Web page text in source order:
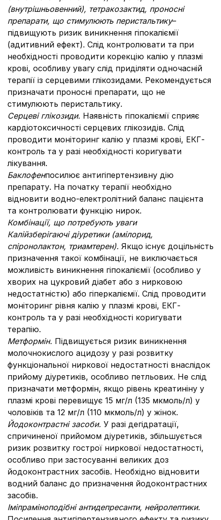
(внутрішньовенний), тетракозактид, проносні
препарати, що стимулюють перистальтику–
підвищують ризик виникнення гіпокаліємії
(адитивний ефект). Слід контролювати та при
необхідності проводити корекцію калію у плазмі
крові, особливу увагу слід приділяти одночасній
терапії із серцевими глікозидами. Рекомендується
призначати проносні препарати, що не
стимулюють перистальтику.
Серцеві глікозиди. Наявність гіпокаліємії сприяє
кардіотоксичності серцевих глікозидів. Слід
проводити моніторинг калію у плазмі крові, ЕКГ-
контроль та у разі необхідності коригувати
лікування.
Баклофенпосилює антигіпертензивну дію
препарату. На початку терапії необхідно
відновити водно-електролітний баланс пацієнта
та контролювати функцію нирок.
Комбінації, що потребують уваги
Калійзберігаючі діуретики (амілорид,
спіронолактон, триамтерен). Якщо існує доцільність
призначення такої комбінації, не виключається
можливість виникнення гіпокаліємії (особливо у
хворих на цукровий діабет або з нирковою
недостатністю) або гіперкаліємії. Слід проводити
моніторинг рівня калію у плазмі крові, ЕКГ-
контроль та у разі необхідності коригувати
терапію.
Метформін. Підвищується ризик виникнення
молочнокислого ацидозу у разі розвитку
функціональної ниркової недостатності внаслідок
прийому діуретиків, особливо петльових. Не слід
призначати метформін, якщо рівень креатиніну у
плазмі крові перевищує 15 мг/л (135 мкмоль/л) у
чоловіків та 12 мг/л (110 мкмоль/л) у жінок.
Йодоконтрастні засоби. У разі дегідратації,
спричиненої прийомом діуретиків, збільшується
ризик розвитку гострої ниркової недостатності,
особливо при застосуванні великих доз
йодоконтрастних засобів. Необхідно відновити
водний баланс до призначення йодоконтрастних
засобів.
Іміпраміноподібні антидепресанти, нейролептики.